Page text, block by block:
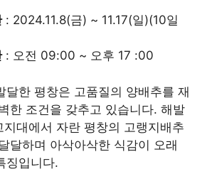
: 2024.11.8(금) ~ 11.17(일)(10일
: 오전 09:00 ~ 오후 17 :00
달한 평창은 고품질의 양배추를 재
한 조건을 갖추고 있습니다. 해발
대에서 자란 평창의 고랭지배추
달하며 아삭아삭한 식감이 오래
징입니다.